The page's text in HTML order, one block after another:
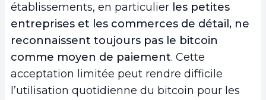
établissements, en particulier les petites
entreprises et les commerces de détail, ne
reconnaissent toujours pas le bitcoin
comme moyen de paiement. Cette
acceptation limitée peut rendre difficile
l’utilisation quotidienne du bitcoin pour les